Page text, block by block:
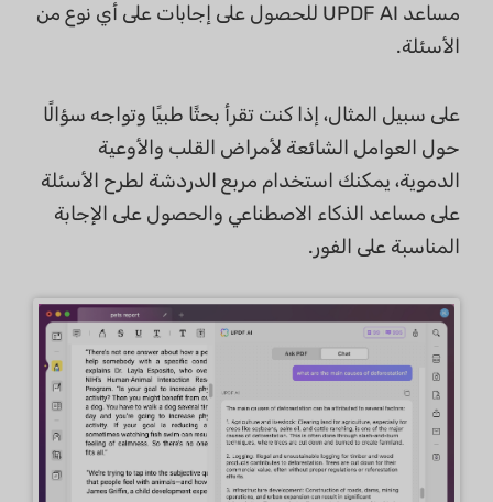
مساعد UPDF AI للحصول على إجابات على أي نوع من
الأسئلة.
على سبيل المثال، إذا كنت تقرأ بحثًا طبيًا وتواجه سؤالًا
حول العوامل الشائعة لأمراض القلب والأوعية
الدموية، يمكنك استخدام مربع الدردشة لطرح الأسئلة
على مساعد الذكاء الاصطناعي والحصول على الإجابة
المناسبة على الفور.